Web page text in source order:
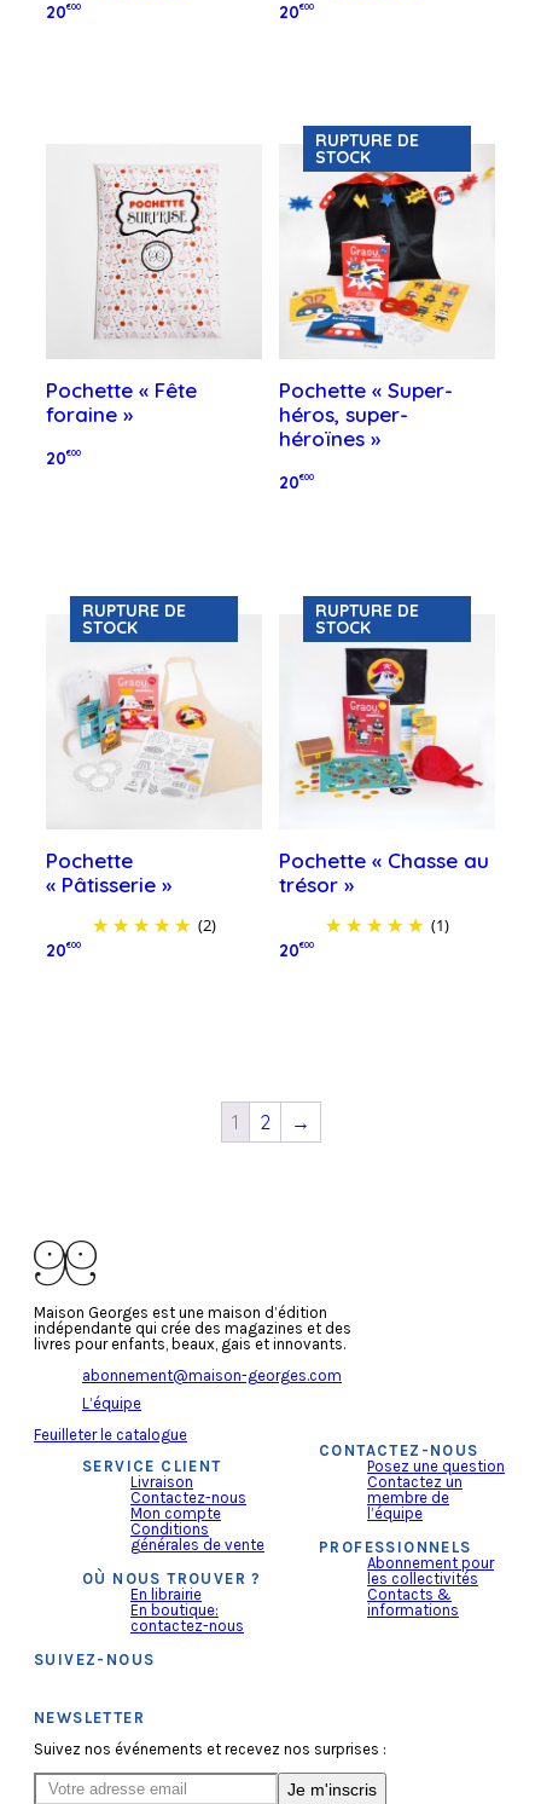
20€00 20€00
Pochette « Fête
foraine »
20€00
RUPTURE DE
STOCK
Pochette « Super-
héros, super-
héroïnes »
20€00
RUPTURE DE
STOCK
Pochette
« Pâtisserie »
(2)
20€00
RUPTURE DE
STOCK
Pochette « Chasse au
trésor »
(1)
20€00
1 2 →
Maison Georges est une maison d’édition
indépendante qui crée des magazines et des
livres pour enfants, beaux, gais et innovants.
abonnement@maison-georges.com
L’équipe
Feuilleter le catalogue
SERVICE CLIENT
Livraison
Contactez-nous
Mon compte
Conditions
générales de vente
OÙ NOUS TROUVER ?
En librairie
En boutique:
contactez-nous
CONTACTEZ-NOUS
Posez une question
Contactez un
membre de
l’équipe
PROFESSIONNELS
Abonnement pour
les collectivités
Contacts &
informations
SUIVEZ-NOUS
NEWSLETTER
Suivez nos événements et recevez nos surprises :
Je m'inscris